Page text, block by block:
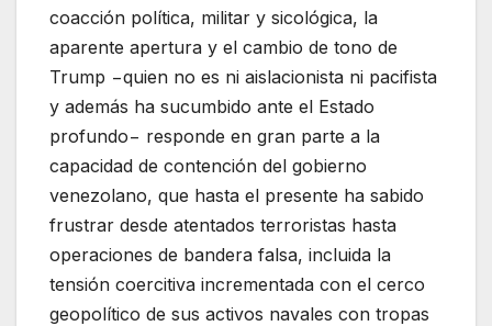
coacción política, militar y sicológica, la
aparente apertura y el cambio de tono de
Trump −quien no es ni aislacionista ni pacifista
y además ha sucumbido ante el Estado
profundo− responde en gran parte a la
capacidad de contención del gobierno
venezolano, que hasta el presente ha sabido
frustrar desde atentados terroristas hasta
operaciones de bandera falsa, incluida la
tensión coercitiva incrementada con el cerco
geopolítico de sus activos navales con tropas